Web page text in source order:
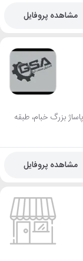
مشاهده پروفایل
پاساژ بزرگ خبام، طبقه
مشاهده پروفایل